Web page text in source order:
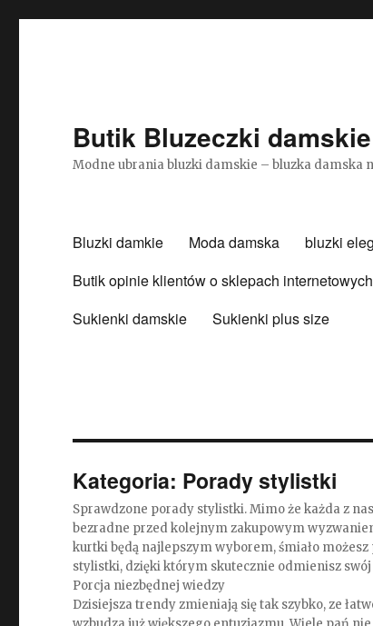
Butik Bluzeczki
Modne ubrania bluzki damskie – bluzka damska
Bluzki damkie Moda damska bluzki
Butik opinie klientów o sklepach internetowych
Sukienki damskie
Sukienki plus size
Kategoria: Porady stylistki
Sprawdzone porady stylistki. Mimo że każda z
bezradne przed kolejnym zakupowym
kurtki będą najlepszym wyborem, śmiało
stylistki, dzięki którym skutecznie odmienisz
Porcja niezbędnej wiedzy
Dzisiejsza trendy zmieniają się tak szybko, ze